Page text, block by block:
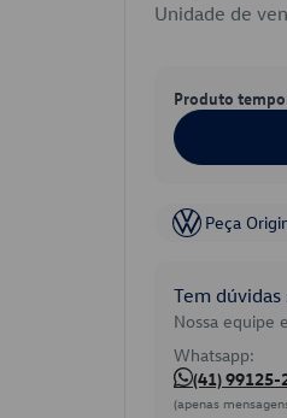
Unidade de
Produto
Peça
Tem
Nossa equipe
Whatsapp:
(41) 99125-
(apenas